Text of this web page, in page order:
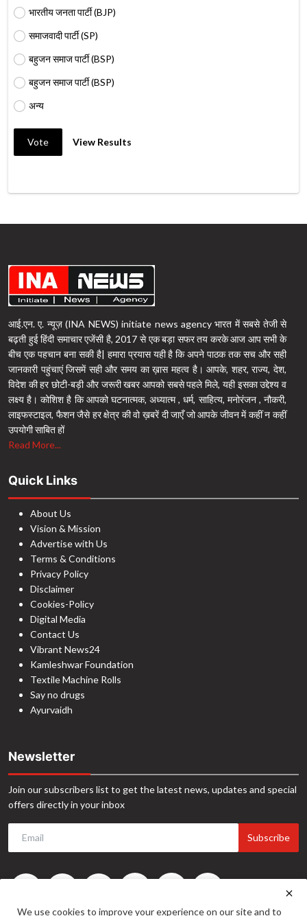
भारतीय जनता पार्टी (BJP)
समाजवादी पार्टी (SP)
बहुजन समाज पार्टी (BSP)
बहुजन समाज पार्टी (BSP)
अन्य
Vote View Results
आई.एन. ए. न्यूज़ (INA NEWS) initiate news agency भारत में सबसे तेजी से
बढ़ती हुई हिंदी समाचार एजेंसी है, 2017 से एक बड़ा सफर तय करके आज आप सभी के
बीच एक पहचान बना सकी है| हमारा प्रयास यही है कि अपने पाठक तक सच और सही
जानकारी पहुंचाएं जिसमें सही और समय का ख़ास महत्व है। आपके, शहर, राज्य, देश,
विदेश की हर छोटी-बड़ी और जरूरी खबर आपको सबसे पहले मिले, यही इसका उद्देश्य व
लक्ष्य है। कोशिश है कि आपको घटनात्मक, अध्यात्म , धर्म, साहित्य, मनोरंजन , नौकरी,
लाइफस्टाइल, फैशन जैसे हर क्षेत्र की वो ख़बरें दी जाएँ जो आपके जीवन में कहीं न कहीं
उपयोगी साबित हों
Read More...
Quick Links
About Us
Vision & Mission
Advertise with Us
Terms & Conditions
Privacy Policy
Disclaimer
Cookies-Policy
Digital Media
Contact Us
Vibrant News24
Kamleshwar Foundation
Textile Machine Rolls
Say no drugs
Ayurvaidh
Newsletter
Join our subscribers list to get the latest news, updates and special
offers directly in your inbox
Subscribe
We use cookies to improve your experience on our site and to